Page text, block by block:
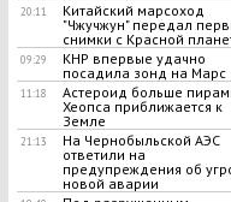
20:11
Китайский марсоход
"Чжучжун" передал
снимки с Красной
09:29
КНР впервые удачно
посадила зонд на Марс
11:18
Астероид больше
Хеопса приближается к
Земле
21:13
На Чернобыльской АЭС
ответили на
предупреждения об
новой аварии